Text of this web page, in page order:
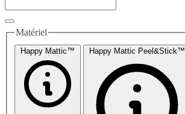
Matériel
Happy Mattic™ Happy Mattic Peel&Stick™